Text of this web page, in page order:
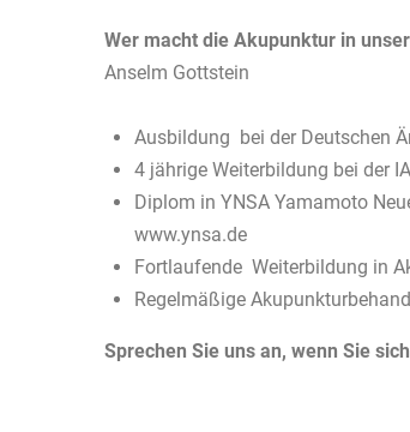
Wer macht die Akupunktur in
Anselm Gottstein
Ausbildung bei der Deutschen
4 jährige Weiterbildung bei der
Diplom in YNSA Yamamoto
www.ynsa.de
Fortlaufende Weiterbildung in
Regelmäßige
Sprechen Sie uns an, wenn Sie